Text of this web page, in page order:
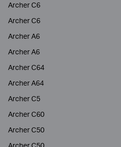
Archer C6
Archer C6
Archer A6
Archer A6
Archer C64
Archer A64
Archer C5
Archer C60
Archer C50
Archer C50